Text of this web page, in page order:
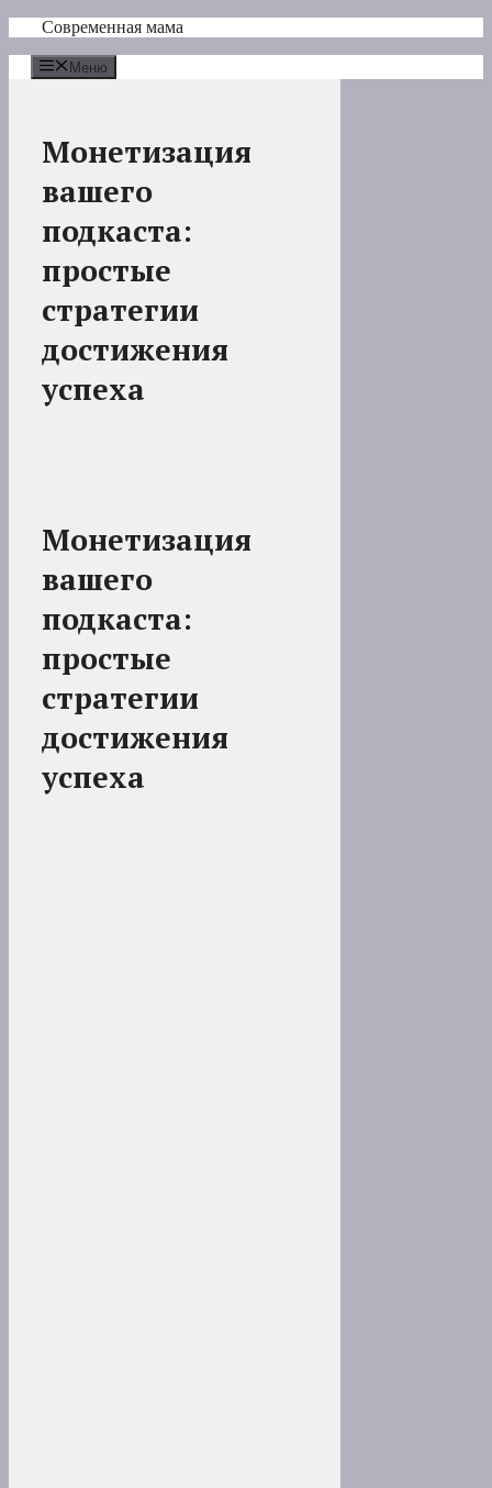
Перейти
содержимому
Современная мама
Меню
Монетизация
вашего
подкаста:
простые
стратегии
достижения
успеха
Монетизация
вашего
подкаста:
простые
стратегии
достижения
успеха